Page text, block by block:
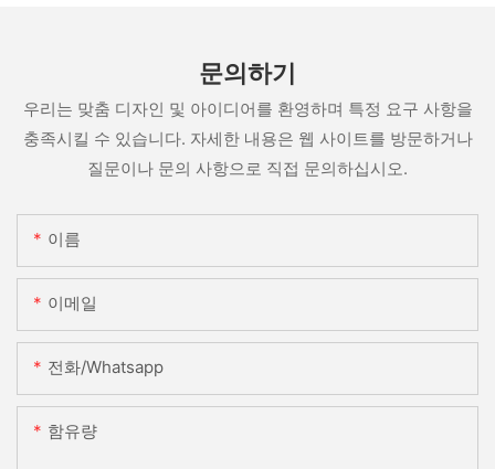
문의하기
우리는 맞춤 디자인 및 아이디어를 환영하며 특정 요구 사항을
충족시킬 수 있습니다. 자세한 내용은 웹 사이트를 방문하거나
질문이나 문의 사항으로 직접 문의하십시오.
이름
이메일
전화/whatsapp
함유량